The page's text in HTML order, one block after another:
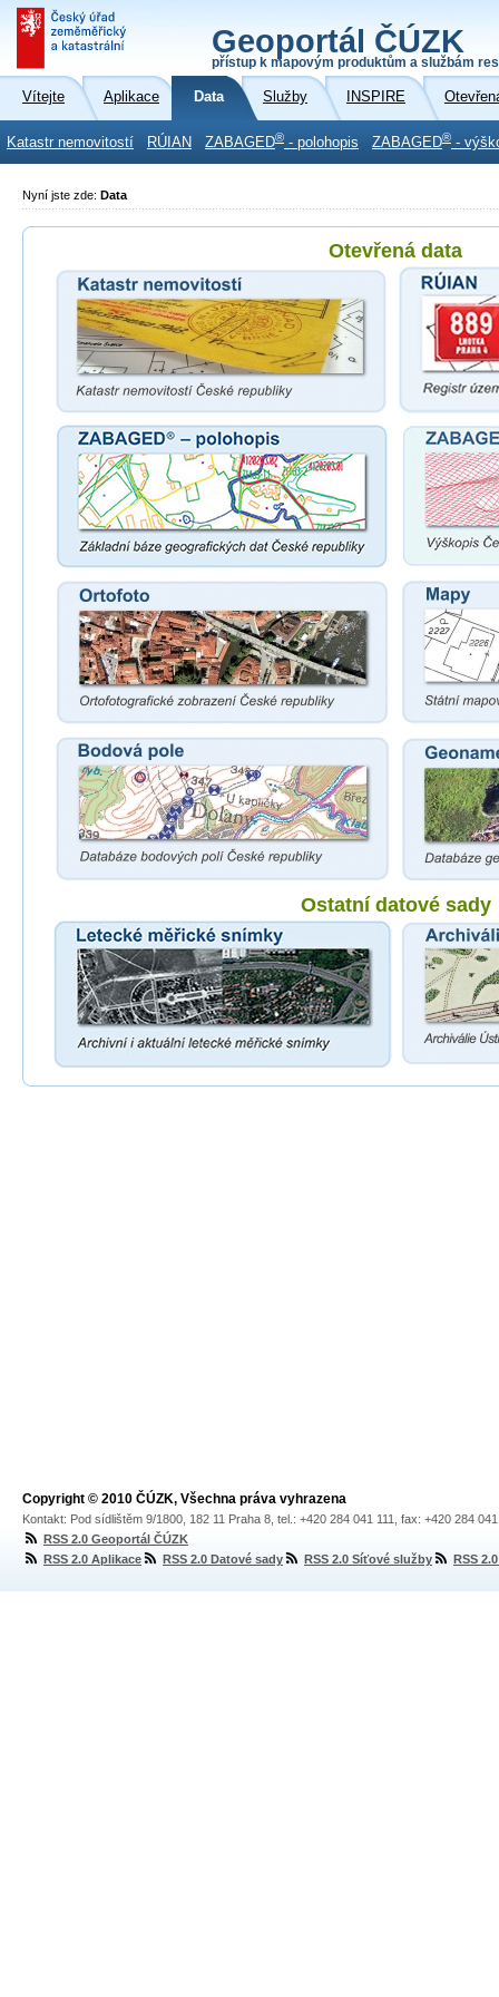
Geoportál ČÚZK
přístup k mapovým produktům a službám
Vítejte Aplikace Data Služby INSPIRE
Katastr nemovitostí RÚIAN ZABAGED® - polohopis ZABAGED® -
Nyní jste zde: Data
Otevřená data
Ostatní datové sady
Copyright © 2010 ČÚZK, Všechna práva vyhrazena
Kontakt: Pod sídlištěm 9/1800, 182 11 Praha 8, tel.: +420 284 041 111, fax: +420 284
RSS 2.0 Geoportál ČÚZK
RSS 2.0 Aplikace
RSS 2.0 Datové sady RSS 2.0 Síťové služby RSS